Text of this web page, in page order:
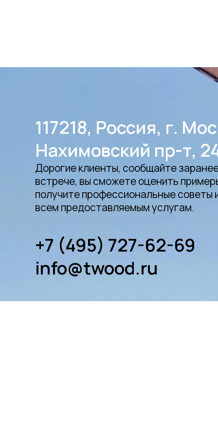
117218, Россия, г.
Нахимовский пр-т,
Дорогие клиенты, сообщайте
встрече, вы сможете оценить
получите профессиональные советы
всем предоставляемым услугам.
+7 (495) 727-62-69
info@twood.ru